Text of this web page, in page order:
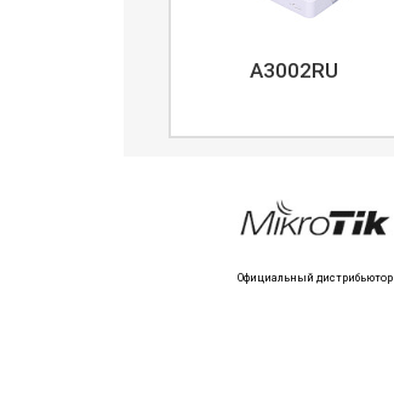
A3002RU
Официальный дистрибьютор